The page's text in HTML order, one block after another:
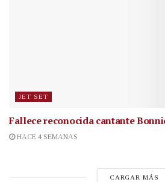
JET SET
Fallece reconocida cantante
HACE 4 SEMANAS
CARGAR MÁS